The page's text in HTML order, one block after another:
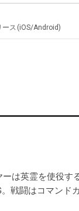
ース iOS/Android
は英霊を使役す
戦闘はコマンド